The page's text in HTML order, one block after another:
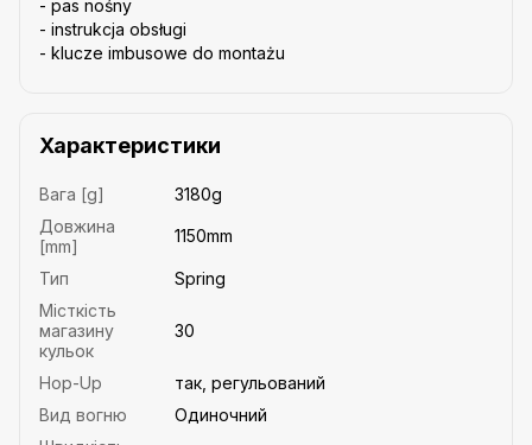
- pas nośny
- instrukcja obsługi
- klucze imbusowe do montażu
Характеристики
Вага [g]
3180g
Довжина
[mm]
1150mm
Тип
Spring
Місткість
магазину
кульок
30
Hop-Up
так, регульований
Вид вогню
Одиночний